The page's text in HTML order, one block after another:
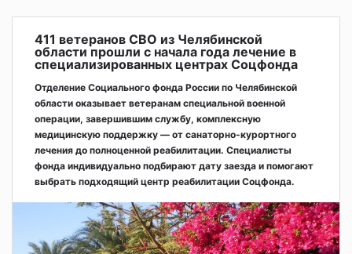
411 ветеранов СВО из Челябинской
области прошли с начала года лечение в
специализированных центрах Соцфонда
Отделение Социального фонда России по Челябинской
области оказывает ветеранам специальной военной
операции, завершившим службу, комплексную
медицинскую поддержку — от санаторно-курортного
лечения до полноценной реабилитации. Специалисты
фонда индивидуально подбирают дату заезда и помогают
выбрать подходящий центр реабилитации Соцфонда.